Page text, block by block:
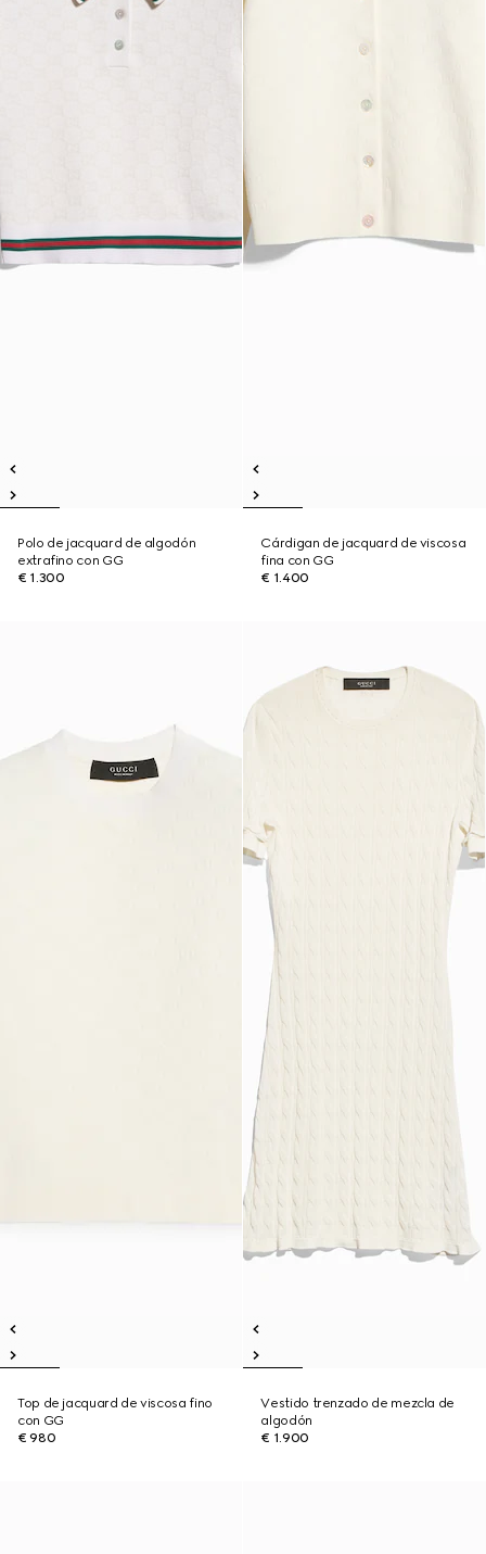
Polo de jacquard de algodón
extrafino con GG
€ 1.300
Cárdigan de jacquard de viscosa
fina con GG
€ 1.400
Top de jacquard de viscosa fino
con GG
€ 980
Vestido trenzado de mezcla de
algodón
€ 1.900